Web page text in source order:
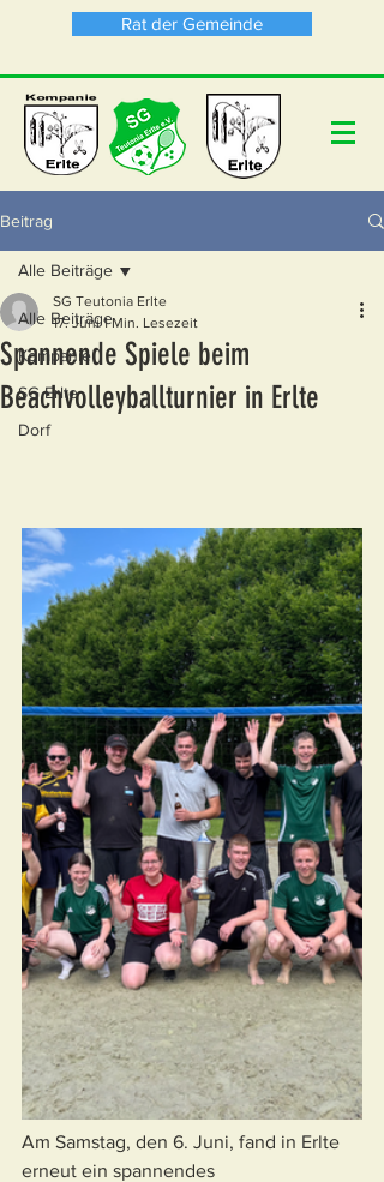
Rat der Gemeinde
Beitrag
Alle Beiträge
Kompanie
SG Erlte
Dorf
Alle Beiträge
Spannende Spiele beim
Beachvolleyballturnier in Erlte
SG Teutonia Erlte
17. Juni 1 Min. Lesezeit
Am Samstag, den 6. Juni, fand in Erlte
erneut ein spannendes